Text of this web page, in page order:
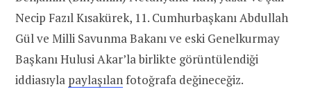
Necip Fazıl Kısakürek, 11. Cumhurbaşkanı Abdullah
Gül ve Milli Savunma Bakanı ve eski Genelkurmay
Başkanı Hulusi Akar’la birlikte görüntülendiği
iddiasıyla paylaşılanfotoğrafa değineceğiz.